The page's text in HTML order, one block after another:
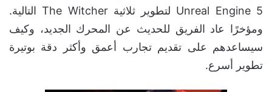
Unreal Engine 5 لتطوير ثلاثية The Witcher التالية.
ومؤخرًا عاد الفريق للحديث عن المحرك الجديد، وكيف
سيساعدهم على تقديم تجارب أعمق وأكثر دقة بوتيرة
تطوير أسرع.